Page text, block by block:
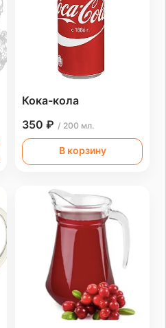
Кока-кола
350 ₽ / 200 мл.
В корзину